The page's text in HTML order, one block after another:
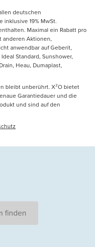
deutschen
inklusive 19% MwSt.
Maximal ein Rabatt pro
anderen Aktionen,
anwendbar auf Geberit,
Standard, Sunshower,
Heau, Dumaplast,
bleibt unberührt. X²O bietet
Garantiedauer und die
und sind auf den
finden